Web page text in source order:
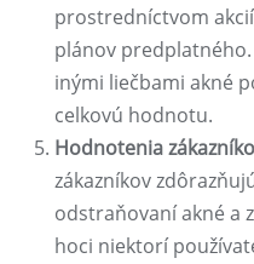
prostredníctvom
plánov
inými liečbami akné
celkovú hodnotu.
Hodnotenia
zákazníkov
odstraňovaní akné a
hoci niektorí